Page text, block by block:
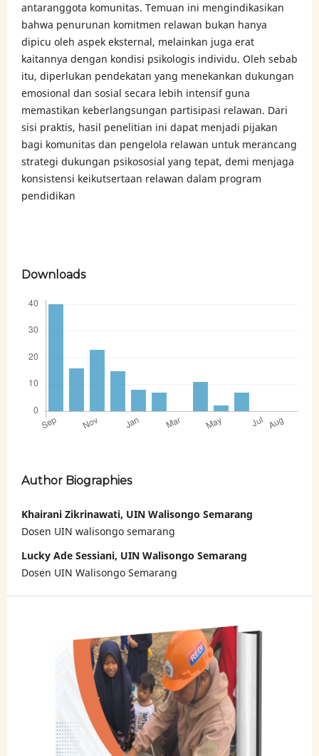
antaranggota komunitas. Temuan ini mengindikasikan
bahwa penurunan komitmen relawan bukan hanya
dipicu oleh aspek eksternal, melainkan juga erat
kaitannya dengan kondisi psikologis individu. Oleh sebab
itu, diperlukan pendekatan yang menekankan dukungan
emosional dan sosial secara lebih intensif guna
memastikan keberlangsungan partisipasi relawan. Dari
sisi praktis, hasil penelitian ini dapat menjadi pijakan
bagi komunitas dan pengelola relawan untuk merancang
strategi dukungan psikososial yang tepat, demi menjaga
konsistensi keikutsertaan relawan dalam program
pendidikan
Downloads
Author Biographies
Khairani Zikrinawati, UIN Walisongo Semarang
Dosen UIN walisongo semarang
Lucky Ade Sessiani, UIN Walisongo Semarang
Dosen UIN Walisongo Semarang